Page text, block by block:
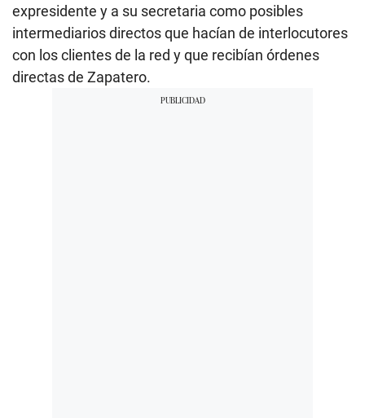
expresidente y a su secretaria como posibles
intermediarios directos que hacían de interlocutores
con los clientes de la red y que recibían órdenes
directas de Zapatero.